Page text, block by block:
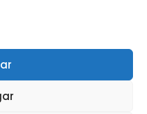
somos
Política de cookies